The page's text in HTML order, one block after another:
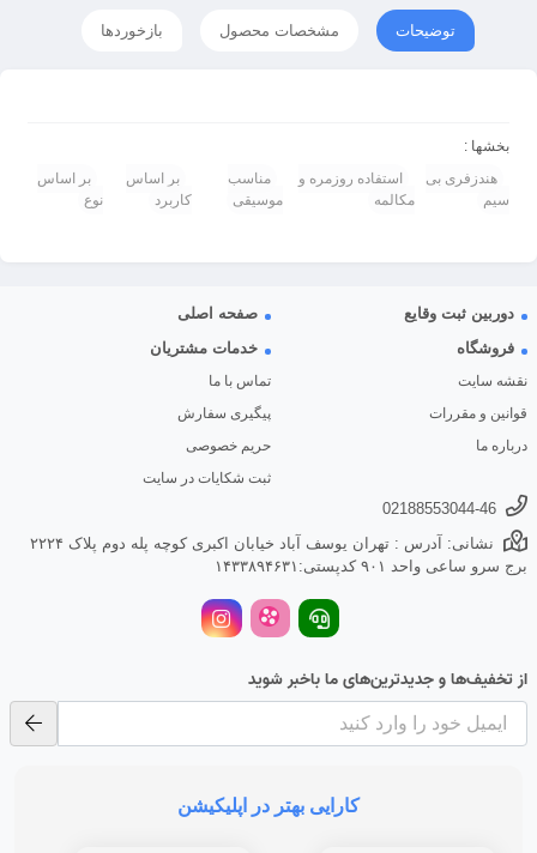
توضیحات مشخصات محصول بازخوردها
بخشها :
هندزفری بی
سیم
استفاده روزمره و
مکالمه
مناسب
موسیقی
بر اساس
کاربرد
بر اساس
نوع
دوربین ثبت وقایع
صفحه اصلی
فروشگاه
نقشه سایت
قوانین و مقررات
درباره ما
خدمات مشتریان
تماس با ما
پیگیری سفارش
حریم خصوصی
ثبت شکایات در سایت
02188553044-46
نشانی: آدرس : تهران یوسف آباد خیابان اکبری کوچه پله دوم پلاک ۲۲۲۴
برج سرو ساعی واحد ۹۰۱ کدپستی:۱۴۳۳۸۹۴۶۳۱
از تخفیف‌ها و جدیدترین‌های ما باخبر شوید
کارایی بهتر در اپلیکیشن